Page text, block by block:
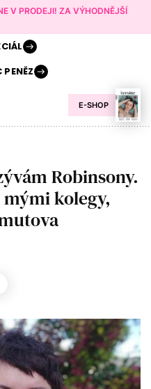
V PRODEJI! ZA VÝHODNĚJŠÍ
E-SHOP
Robinsony.
kolegy,